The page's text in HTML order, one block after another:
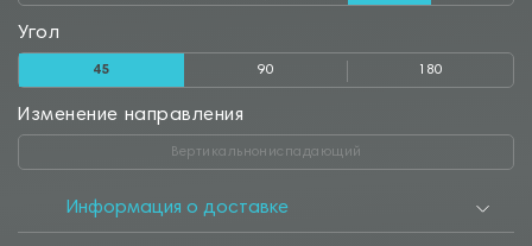
Угол
45 90 180
Изменение направления
Вертикальнониспадающий
Информация о доставке